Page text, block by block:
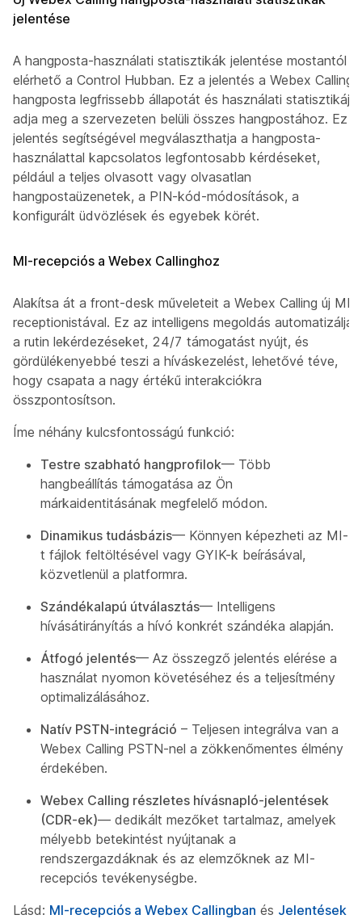
jelentése
A hangposta-használati statisztikák jelentése mostantól
elérhető a Control Hubban. Ez a jelentés a Webex Calling-
hangposta legfrissebb állapotát és használati statisztikáját
adja meg a szervezeten belüli összes hangpostához. Ez a
jelentés segítségével megválaszthatja a hangposta-
használattal kapcsolatos legfontosabb kérdéseket,
például a teljes olvasott vagy olvasatlan
hangpostaüzenetek, a PIN-kód-módosítások, a
konfigurált üdvözlések és egyebek körét.
MI-recepciós a Webex Callinghoz
Alakítsa át a front-desk műveleteit a Webex Calling új MI-
receptionistával. Ez az intelligens megoldás automatizálja
a rutin lekérdezéseket, 24/7 támogatást nyújt, és
gördülékenyebbé teszi a híváskezelést, lehetővé téve,
hogy csapata a nagy értékű interakciókra
összpontosítson.
Íme néhány kulcsfontosságú funkció:
Testre szabható hangprofilok— Több
hangbeállítás támogatása az Ön
márkaidentitásának megfelelő módon.
Dinamikus tudásbázis— Könnyen képezheti az MI-
t fájlok feltöltésével vagy GYIK-k beírásával,
közvetlenül a platformra.
Szándékalapú útválasztás— Intelligens
hívásátirányítás a hívó konkrét szándéka alapján.
Átfogó jelentés— Az összegző jelentés elérése a
használat nyomon követéséhez és a teljesítmény
optimalizálásához.
Natív PSTN-integráció – Teljesen integrálva van a
Webex Calling PSTN-nel a zökkenőmentes élmény
érdekében.
Webex Calling részletes hívásnapló-jelentések
(CDR-ek)— dedikált mezőket tartalmaz, amelyek
mélyebb betekintést nyújtanak a
rendszergazdáknak és az elemzőknek az MI-
recepciós tevékenységbe.
Lásd: MI-recepciós a Webex Callingban és Jelentések a